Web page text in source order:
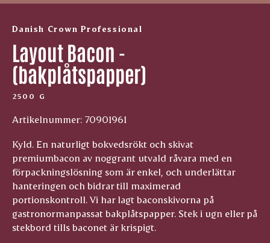
Danish Crown Professional
Layout Bacon -
(bakplåtspapper)
2500 G
Artikelnummer: 70901961
Kyld. En naturligt bokvedsrökt och skivat
premiumbacon av noggrant utvald råvara med en
förpackningslösning som är enkel, och underlättar
hanteringen och bidrar till maximerad
portionskontroll. Vi har lagt baconskivorna på
gastronormanpassat bakplåtspapper. Stek i ugn eller på
stekbord tills baconet är krispigt.